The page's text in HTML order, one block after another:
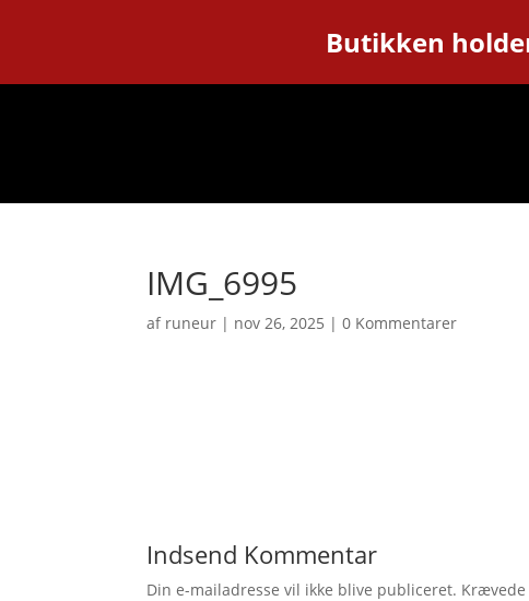
Butikken
IMG_6995
af runeur | nov 26, 2025 |0 Kommentarer
Indsend Kommentar
Din e-mailadresse vil ikke blive publiceret.